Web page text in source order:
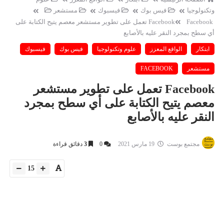
وتكنولوجيا
فيس بوك فيسبوك
مستشعر
FacebookFacebook تعمل على تطوير مستشعر معصم يتيح الكتابة على
أي سطح بمجرد النقر عليه بالأصابع
ابتكار الواقع المعزز علوم وتكنولوجيا فيس بوك فيسبوك
مستشعر FACEBOOK
Facebook تعمل على تطوير مستشعر
معصم يتيح الكتابة على أي سطح بمجرد
النقر عليه بالأصابع
مجتمع بوست 0
3 دقائق قراءة
15